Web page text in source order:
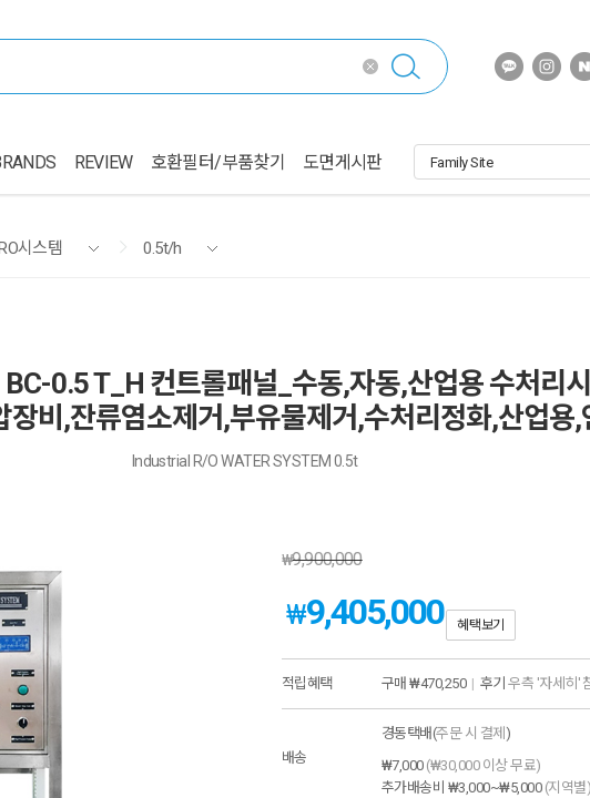
REVIEW 호환필터/부품찾기 도면게시판
시스템 0.5t/h
0.5 T_H 컨트롤패널_수동,자동,산업용 수처리
비,잔류염소제거,부유물제거,수처리정화,산업용,
Industrial R/O WATER SYSTEM 0.5t
₩9,900,000
₩9,405,000 혜택보기
적립혜택 구매 ₩470,250 | 후기 우측 '자세히'
배송
경동택배(주문 시 결제 )
₩7,000 (₩30,000 이상 무료)
추가배송비 ₩3,000~₩5,000 (지역별)